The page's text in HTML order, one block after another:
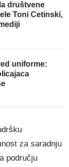
društvene
Toni Cetinski,
uniforme:
za saradnju
području